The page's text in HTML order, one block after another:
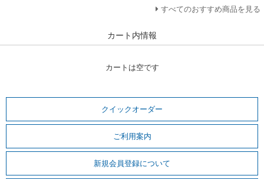
すべてのおすすめ商品を見る
カート内情報
カートは空です
クイックオーダー
ご利用案内
新規会員登録について